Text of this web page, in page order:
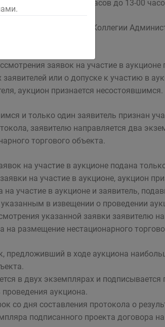
часов (обед с 12-00 часов до 13-00
Постановлением Коллегии
заявок на участие в
или о допуске к участию в
аукцион признается несостоявшимся.
и только один заявитель признан
заявителю направляется два
торгового объекта.
на участие в аукционе подана
на участие в аукционе, аукцион
участие в аукционе и заявитель,
в извещении о проведении
указанной заявки заявителю
на размещение нестационарного
предложивший в ходе аукциона
в двух экземплярах и подписывается
аукциона.
со дня составления протокола о
подписанного проекта договора